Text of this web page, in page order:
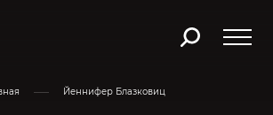
Йеннифер Блазковиц